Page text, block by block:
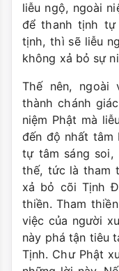
liễu ngộ, ngoài
để thanh tịnh
tịnh, thì sẽ liễu
không xả bỏ sự
Thế nên, ngoài
thành chánh
niệm Phật mà
đến độ nhất tâm
tự tâm sáng soi,
thế, tức là tham
xả bỏ cõi Tịnh
thiền. Tham
việc của người
này phá tận tiêu
Tịnh. Chư Phật